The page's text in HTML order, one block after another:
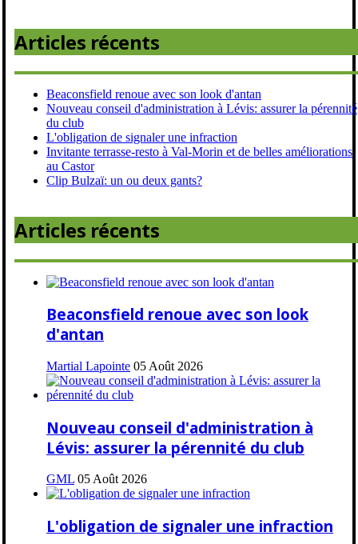
Articles récents
Beaconsfield renoue avec son look d'antan
Nouveau conseil d'administration à Lévis: assurer la pérennité
du club
L'obligation de signaler une infraction
Invitante terrasse-resto à Val-Morin et de belles améliorations
au Castor
Clip Bulzaï: un ou deux gants?
Articles récents
Beaconsfield renoue avec son look
d'antan
Martial Lapointe 05 Août 2026
Nouveau conseil d'administration à
Lévis: assurer la pérennité du club
GML 05 Août 2026
L'obligation de signaler une infraction